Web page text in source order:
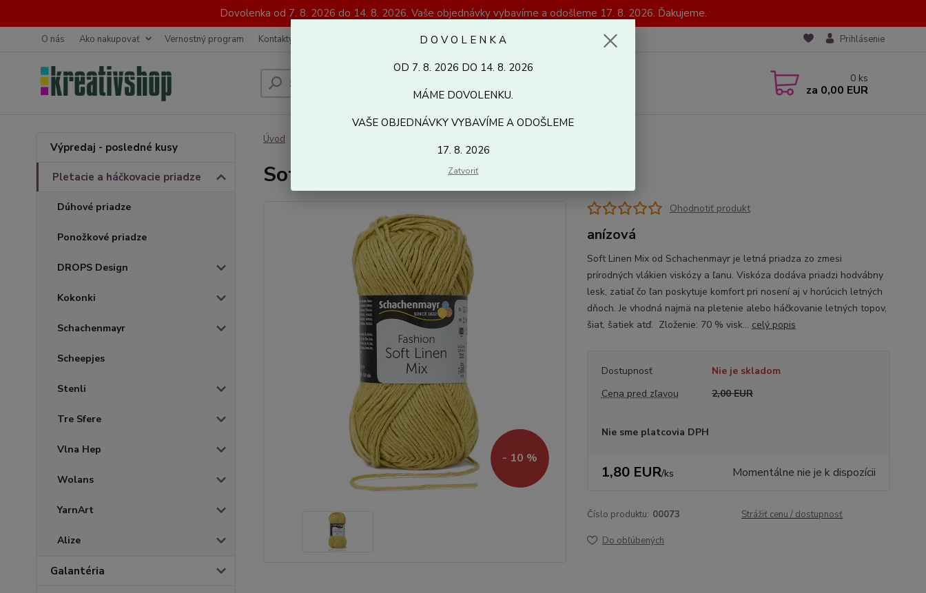
Dovolenka od 7. 8. 2026 do 14. 8. 2026. Vaše objednávky vybavíme a odošleme 17. 8. 2026. Ďakujeme.
O nás Ako nakupovať Vernostný program Kontakty Prihlásenie
0 ks
za 0,00 EUR
Výpredaj - posledné kusy
Pletacie a háčkovacie priadze
Dúhové priadze
Ponožkové priadze
DROPS Design
Kokonki
Schachenmayr
Scheepjes
Stenli
Tre Sfere
Vlna Hep
Wolans
YarnArt
Alize
Galantéria
Úvod
Soft Linen Mix
- 10 %
Ohodnotiť produkt
anízová
Soft Linen Mix od Schachenmayr je letná priadza zo zmesi
prírodných vlákien viskózy a ľanu. Viskóza dodáva priadzi hodvábny
lesk, zatiaľ čo ľan poskytuje komfort pri nosení aj v horúcich letných
dňoch. Je vhodná najmä na pletenie alebo háčkovanie letných topov,
šiat, šatiek atď. Zloženie: 70 % visk... celý popis
Dostupnosť
Nie je skladom
Cena pred zľavou
2,00 EUR
Nie sme platcovia DPH
1,80 EUR/ks Momentálne nie je k dispozícii
Číslo produktu: 00073 Strážiť cenu / dostupnosť
Do obľúbených
D O V O L E N K A
OD 7. 8. 2026 DO 14. 8. 2026
MÁME DOVOLENKU.
VAŠE OBJEDNÁVKY VYBAVÍME A ODOŠLEME
17. 8. 2026
Zatvoriť